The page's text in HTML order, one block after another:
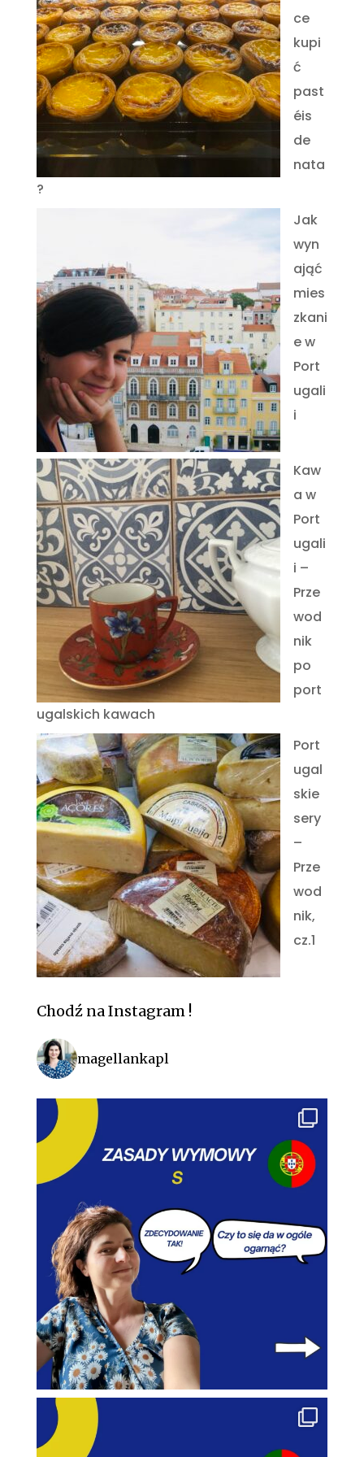
ce
kupi
ć
past
éis
de
nata
?
Jak
wyn
ająć
mies
zkani
e w
Port
ugali
i
Kaw
a w
Port
ugali
i –
Prze
wod
nik
po
port
ugalskich kawach
Port
ugal
skie
sery
–
Prze
wod
nik,
cz.1
Chodź na Instagram !
magellankapl